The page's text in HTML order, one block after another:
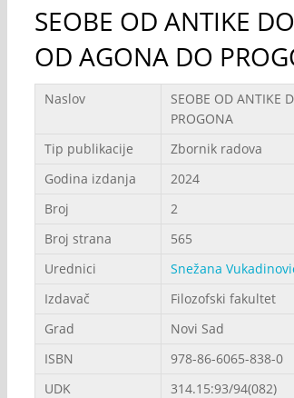
SEOBE OD ANTIKE
OD AGONA DO
Podaci
Naslov
SEOBE OD ANTIKE
PROGONA
Tip publikacije
Zbornik radova
Godina izdanja
2024
Broj
2
Broj strana
565
Urednici
Snežana
Izdavač
Filozofski fakultet
Grad
Novi Sad
ISBN
978-86-6065-838-0
UDK
314.15:93/94(082)